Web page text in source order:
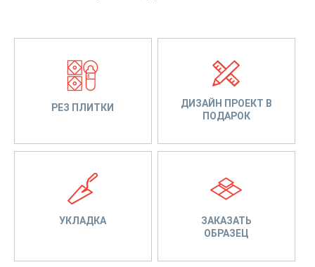
РЕЗ ПЛИТКИ
ДИЗАЙН ПРОЕКТ В
ПОДАРОК
УКЛАДКА
ЗАКАЗАТЬ
ОБРАЗЕЦ